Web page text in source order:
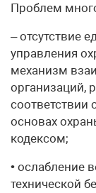
Проблем
– отсутствие
управления
механизм
организаций,
основах
кодексом;
• ослабление
технической